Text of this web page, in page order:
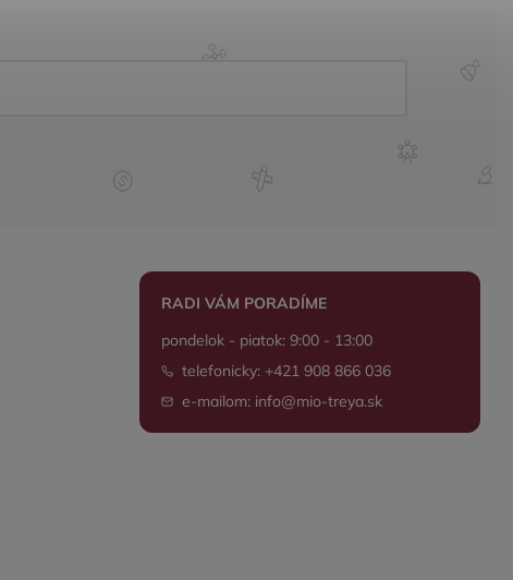
RADI VÁM PORADÍME
pondelok - piatok: 9:00 - 13:00
telefonicky: +421 908 866 036
e-mailom: info@mio-treya.sk